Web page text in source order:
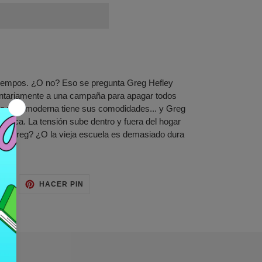
¿O no? Eso se pregunta Greg Hefley
a una campaña para apagar todos
vida moderna tiene sus comodidades... y Greg
La tensión sube dentro y fuera del hogar
Greg? ¿O la vieja escuela es demasiado dura
TUITEAR
EN
TWITTER
HACER PIN